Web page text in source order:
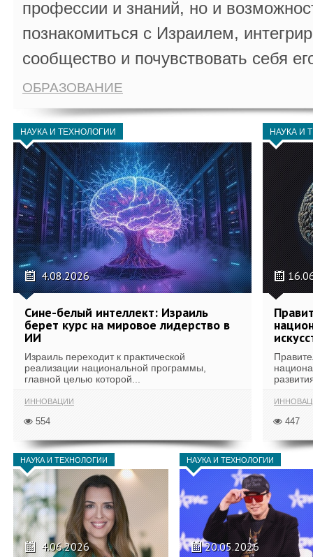
профессии и знаний, но и
познакомиться с Израилем,
сообщество и почувствовать себя
ОБРАЗОВАНИЕ
НАУКА И ТЕХНОЛОГИИ
4.08.2026
Сине-белый интеллект: Израиль
берет курс на мировое лидерство в
ИИ
Израиль переходит к практической
реализации национальной программы,
главной целью которой...
ИННОВАЦИИ
554
НАУКА И
447
НАУКА И ТЕХНОЛОГИИ
4.06.2026
НАУКА И ТЕХНОЛОГИИ
20.05.2026